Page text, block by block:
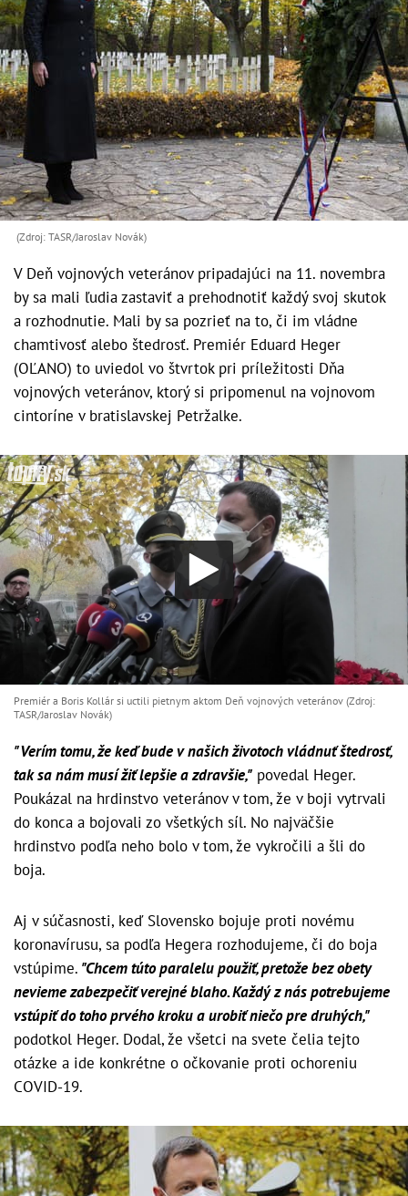
(Zdroj: TASR/Jaroslav Novák)
V Deň vojnových veteránov pripadajúci na 11. novembra
by sa mali ľudia zastaviť a prehodnotiť každý svoj skutok
a rozhodnutie. Mali by sa pozrieť na to, či im vládne
chamtivosť alebo štedrosť. Premiér Eduard Heger
(OĽANO) to uviedol vo štvrtok pri príležitosti Dňa
vojnových veteránov, ktorý si pripomenul na vojnovom
cintoríne v bratislavskej Petržalke.
Premiér a Boris Kollár si uctili pietnym aktom Deň vojnových veteránov (Zdroj:
TASR/Jaroslav Novák)
"Verím tomu, že keď bude v našich životoch vládnuť štedrosť,
tak sa nám musí žiť lepšie a zdravšie," povedal Heger.
Poukázal na hrdinstvo veteránov v tom, že v boji vytrvali
do konca a bojovali zo všetkých síl. No najväčšie
hrdinstvo podľa neho bolo v tom, že vykročili a šli do
boja.
Aj v súčasnosti, keď Slovensko bojuje proti novému
koronavírusu, sa podľa Hegera rozhodujeme, či do boja
vstúpime. "Chcem túto paralelu použiť, pretože bez obety
nevieme zabezpečiť verejné blaho. Každý z nás potrebujeme
vstúpiť do toho prvého kroku a urobiť niečo pre druhých,"
podotkol Heger. Dodal, že všetci na svete čelia tejto
otázke a ide konkrétne o očkovanie proti ochoreniu
COVID-19.